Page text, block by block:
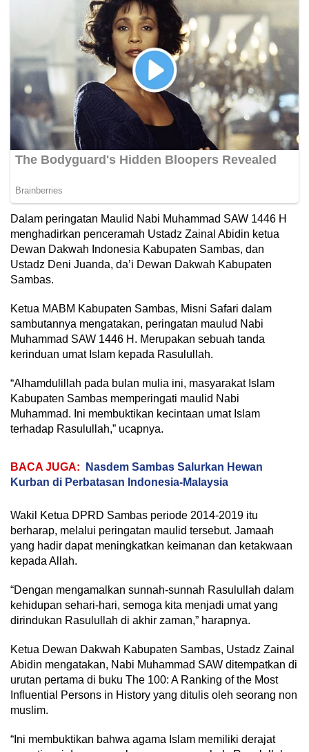
Dalam peringatan Maulid Nabi Muhammad SAW 1446 H
menghadirkan penceramah Ustadz Zainal Abidin ketua
Dewan Dakwah Indonesia Kabupaten Sambas, dan
Ustadz Deni Juanda, da’i Dewan Dakwah Kabupaten
Sambas.
Ketua MABM Kabupaten Sambas, Misni Safari dalam
sambutannya mengatakan, peringatan maulud Nabi
Muhammad SAW 1446 H. Merupakan sebuah tanda
kerinduan umat Islam kepada Rasulullah.
“Alhamdulillah pada bulan mulia ini, masyarakat Islam
Kabupaten Sambas memperingati maulid Nabi
Muhammad. Ini membuktikan kecintaan umat Islam
terhadap Rasulullah,” ucapnya.
BACA JUGA:
Nasdem Sambas Salurkan Hewan
Kurban di Perbatasan Indonesia-Malaysia
Wakil Ketua DPRD Sambas periode 2014-2019 itu
berharap, melalui peringatan maulid tersebut. Jamaah
yang hadir dapat meningkatkan keimanan dan ketakwaan
kepada Allah.
“Dengan mengamalkan sunnah-sunnah Rasulullah dalam
kehidupan sehari-hari, semoga kita menjadi umat yang
dirindukan Rasulullah di akhir zaman,” harapnya.
Ketua Dewan Dakwah Kabupaten Sambas, Ustadz Zainal
Abidin mengatakan, Nabi Muhammad SAW ditempatkan di
urutan pertama di buku The 100: A Ranking of the Most
Influential Persons in History yang ditulis oleh seorang non
muslim.
“Ini membuktikan bahwa agama Islam memiliki derajat